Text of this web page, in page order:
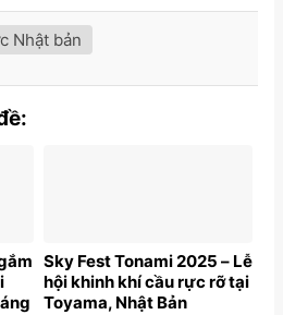
Nhật bản
Sky Fest Tonami 2025 – Lễ
hội khinh khí cầu rực rỡ tại
Toyama, Nhật Bản